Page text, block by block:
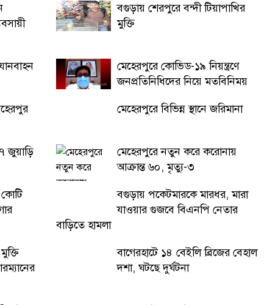
বগুড়ায় শেরপুরে বন্দী টিয়াপাখির
মুক্তি
মেহেরপুরে কোভিড-১৯ নিয়ন্ত্রণে
জনপ্রতিনিধিদের নিয়ে মতবিনিময়
মেহেরপুরে বিভিন্ন স্থানে জরিমানা
জুয়াড়ি
মেহেরপুরে নতুন করে করোনায়
আক্রান্ত ৬০, মৃত্যু-৩
বগুড়ায় পকেটমারকে মারধর, মারা
যাওয়ার গুজবে বিএনপি নেতার
বাড়িতে হামলা
বাগেরহাটে ১৪ বেইলি ব্রিজের বেহাল
দশা, ঘটছে দুর্ঘটনা